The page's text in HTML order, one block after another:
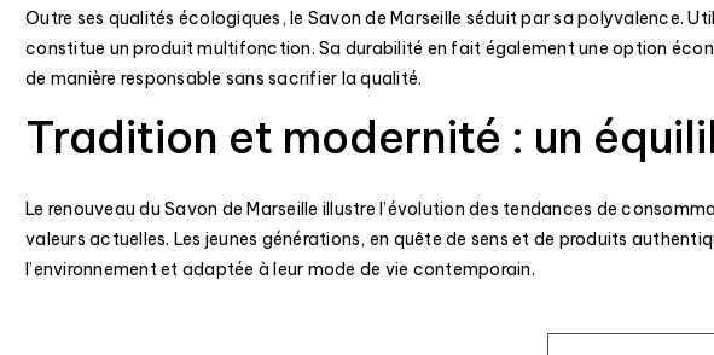
Outre ses qualités écologiques, le Savon de Marseille séduit par sa polyvalence.
constitue un produit multifonction. Sa durabilité en fait également une option
de manière responsable sans sacrifier la qualité.
Tradition et modernité : un
Le renouveau du Savon de Marseille illustre l’évolution des tendances de
valeurs actuelles. Les jeunes générations, en quête de sens et de produits
l’environnement et adaptée à leur mode de vie contemporain.